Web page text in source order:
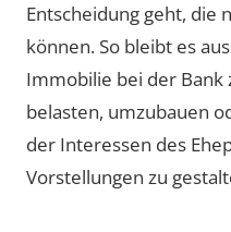
Entscheidung geht, die
können. So bleibt es
Immobilie bei der Bank
belasten, umzubauen
der Interessen des
Vorstellungen zu